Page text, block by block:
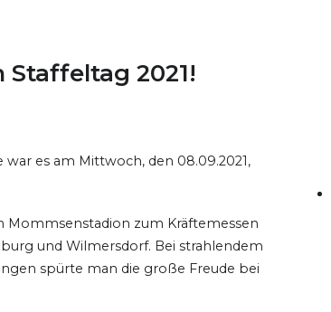
2021!
es am Mittwoch, den 08.09.2021,
Mommsenstadion zum Kräftemessen
und Wilmersdorf. Bei strahlendem
spürte man die große Freude bei